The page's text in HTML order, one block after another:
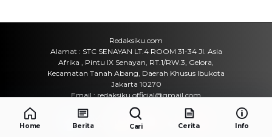
Redaksiku.com
Alamat : STC SENAYAN LT.4 ROOM 31-34 Jl. Asia
Afrika , Pintu IX Senayan, RT.1/RW.3, Gelora,
Kecamatan Tanah Abang, Daerah Khusus Ibukota
Jakarta 10270
Email : redaksiku.official@gmail.com
Home Berita Cari Cerita Info